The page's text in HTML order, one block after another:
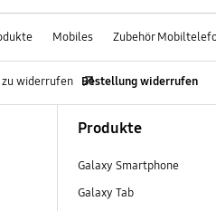
Mobiles Zubehör
widerrufen Bestellung widerrufen
Produkte
Galaxy Smartphone
Galaxy Tab